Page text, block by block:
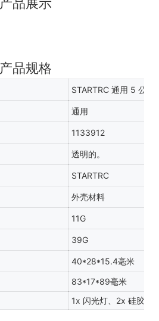
产品规格
STARTRC 通用 5 公里
通用
1133912
透明的。
STARTRC
外壳材料
11G
39G
40*28*15.4毫米
83*17*89毫米
1x 闪光灯、2x 硅胶环